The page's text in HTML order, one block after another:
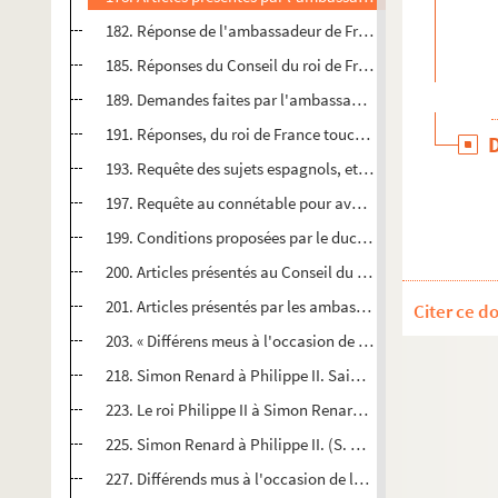
182. Réponse de l'ambassadeur de France
185. Réponses du Conseil du roi de France quant à
189. Demandes faites par l'ambassadeur de l'Empereur,
191. Réponses, du roi de France touchant divers griefs
193. Requête des sujets espagnols, et réponses en marge
197. Requête au connétable pour avoir réponse sur les
199. Conditions proposées par le duc de Savoie,
200. Articles présentés au Conseil du roi de France par
201. Articles présentés par les ambassadeurs du roi de
203. « Différens meus à l'occasion de la présente tresve
218. Simon Renard à Philippe II. Saint-Dié-sur-Loire, 8 et
223. Le roi Philippe II à Simon Renard. (S. d., mai 1556)
225. Simon Renard à Philippe II. (S. d., 28 juin 1556)
227. Différends mus à l'occasion de la présente trêve
Citer ce